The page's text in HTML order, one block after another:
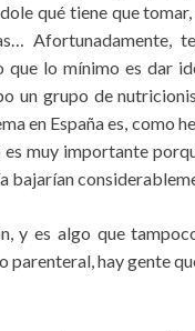
qué tiene que
Afortunadamente,
lo mínimo es dar
un grupo de
en España es, como
muy importante
bajarían
y es algo que
hay gente